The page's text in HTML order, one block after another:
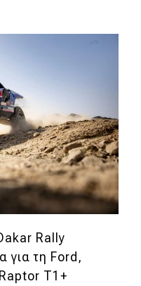
Rally
για τη Ford,
T1+